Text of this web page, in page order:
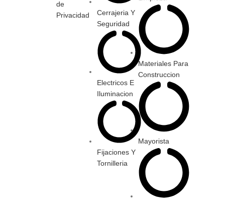
de
Privacidad
Cerrajeria Y
Seguridad
Electricos E
Iluminacion
Fijaciones Y
Tornilleria
Materiales Para
Construccion
Mayorista